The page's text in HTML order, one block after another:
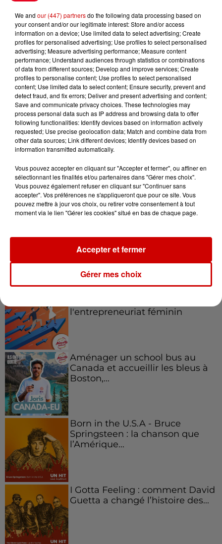
Gagnez vos places pour le
Festival du Roi Arthur 2026 !
Gagnez vos entrées pour le
Musée du Sport Automobile au
Mans !
Destination Vacances - Gagnez
votre séjour en famille au cœur
de la...
Podcasts Voir plus
l'entrepreneuriat féminin
Aménager un school bus au
Canada et accueillir les bleus à
Boston,...
Born in the U.S.A - Bruce
Springsteen : la chanson que
l’Amérique...
I Gotta Feeling : comment David
Guetta a changé l’histoire des...
We and our (447) partnersdo the following data processing based on
your consent and/or our legitimate interest: Store and/or access
information on a device; Use limited data to select advertising; Create
profiles for personalised advertising; Use profiles to select personalised
advertising; Measure advertising performance; Measure content
performance; Understand audiences through statistics or combinations
of data from different sources; Develop and improve services; Create
profiles to personalise content; Use profiles to select personalised
content; Use limited data to select content; Ensure security, prevent and
detect fraud, and fix errors; Deliver and present advertising and content;
Save and communicate privacy choices. These technologies may
process personal data such as IP address and browsing data to offer
following functionalities: Identify devices based on information actively
requested; Use precise geolocation data; Match and combine data from
other data sources; Link different devices; Identify devices based on
information transmitted automatically.
Vous pouvez accepter en cliquant sur "Accepter et fermer", ou affiner en
sélectionnant les finalités et/ou partenaires dans "Gérer mes choix".
Vous pouvez également refuser en cliquant sur "Continuer sans
accepter". Vos préférences ne s'appliqueront que pour ce site. Vous
pouvez mettre à jour vos choix, ou retirer votre consentement à tout
moment via le lien "Gérer les cookies" situé en bas de chaque page.
Gérer mes choix
Accepter et fermer